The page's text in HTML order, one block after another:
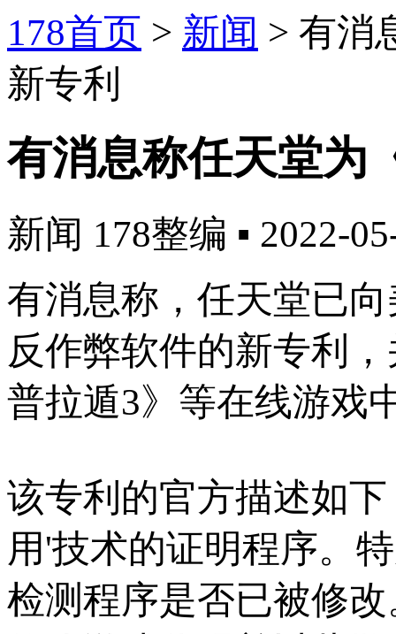
178首页 > 新闻 > 有消
新专利
有消息称任天堂为
新闻 178整编 ▪ 2022-
有消息称，任天堂已
反作弊软件的新专利
普拉遁3》等在线游戏
该专利的官方描述如
用'技术的证明程序。
检测程序是否已被修